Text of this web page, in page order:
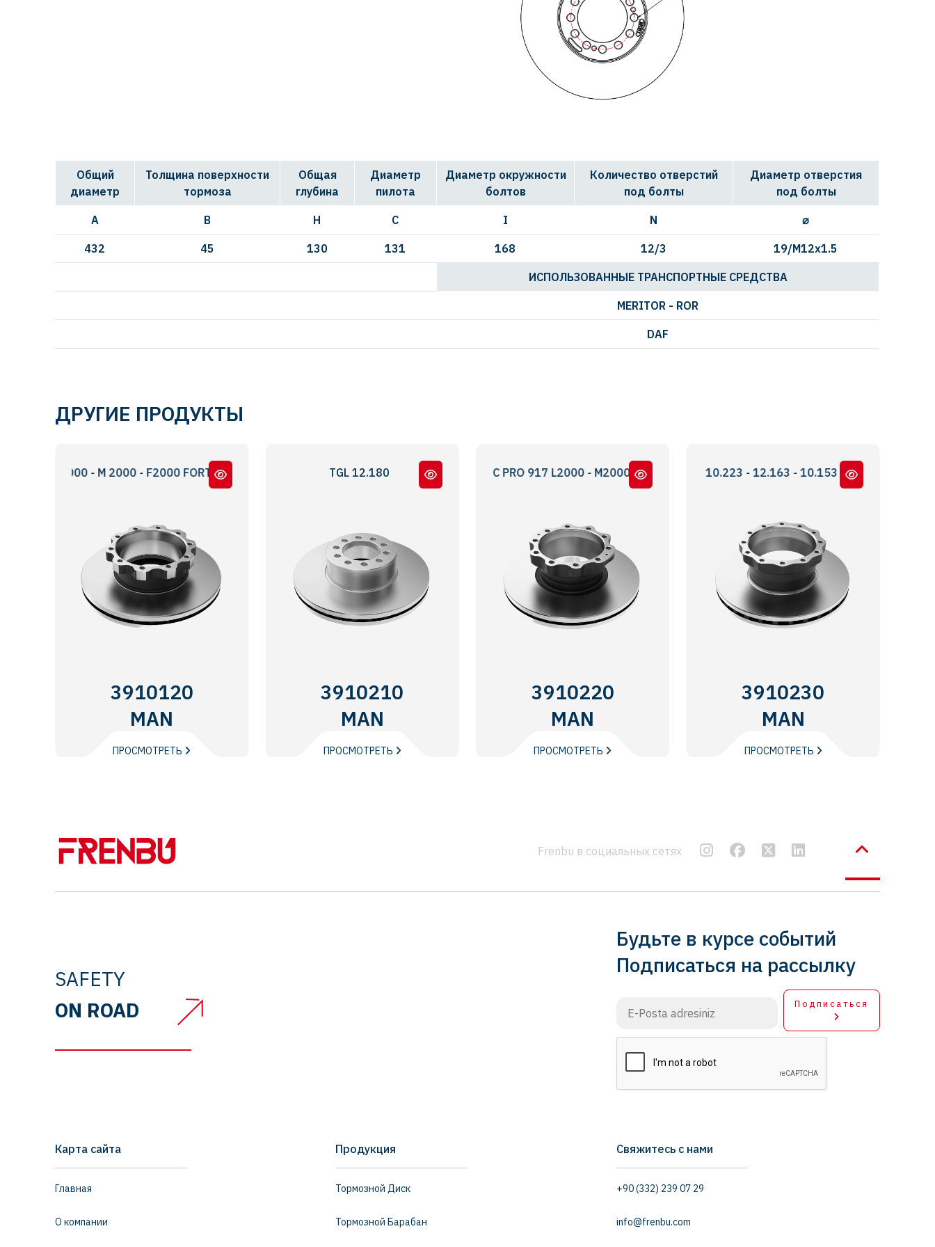
Общий
диаметр
Толщина поверхности
тормоза
Общая
глубина
Диаметр
пилота
Диаметр окружности
болтов
Количество отверстий
под болты
Диаметр отверстия
под болты
A B H C I N ⌀
432 45 130 131 168 12/3 19/M12x1.5
ИСПОЛЬЗОВАННЫЕ ТРАНСПОРТНЫЕ СРЕДСТВА
MERITOR - ROR
DAF
ДРУГИЕ ПРОДУКТЫ
- M 2000 - F2000 FORTUNA
3910120
MAN
ПРОСМОТРЕТЬ
TGL 12.180 - L 2000
3910210
MAN
ПРОСМОТРЕТЬ
TGM - TGL 12.180 - BMC PRO 917 L2000 - M2000 SERİ
3910220
MAN
ПРОСМОТРЕТЬ
L2000 - 8224 - 9.223 - 10.223 - 12.163 - 10.153 ABS Lİ / WITH ABS
3910230
MAN
ПРОСМОТРЕТЬ
Frenbu в социальных сетях
SAFETY
ON ROAD
Будьте в курсе событий
Подписаться на рассылку
Подписаться
Карта сайта
Главная
О компании
Продукция
Тормозной Диск
Тормозной Барабан
Свяжитесь с нами
+90 (332) 239 07 29
info@frenbu.com